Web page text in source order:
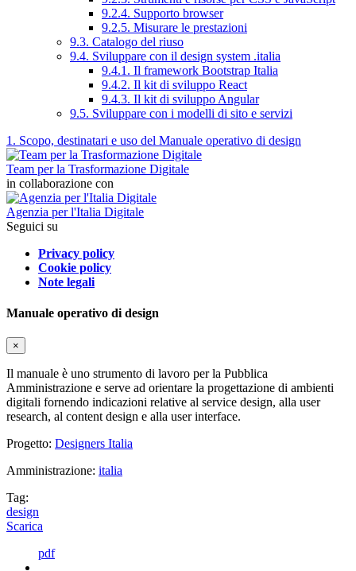
9.2.4. Supporto browser
9.2.5. Misurare le prestazioni
9.3. Catalogo del riuso
9.4. Sviluppare con il design system .italia
9.4.1. Il framework Bootstrap Italia
9.4.2. Il kit di sviluppo React
9.4.3. Il kit di sviluppo Angular
9.5. Sviluppare con i modelli di sito e servizi
1. Scopo, destinatari e uso del Manuale operativo di design
Team per la Trasformazione Digitale
in collaborazione con
Agenzia per l'Italia Digitale
Seguici su
Privacy policy
Cookie policy
Note legali
Manuale operativo di design
×
Il manuale è uno strumento di lavoro per la Pubblica
Amministrazione e serve ad orientare la progettazione di ambienti
digitali fornendo indicazioni relative al service design, alla user
research, al content design e alla user interface.
Progetto: Designers Italia
Amministrazione: italia
Tag:
design
Scarica
pdf